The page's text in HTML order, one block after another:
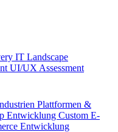
IT Landscape
UI/UX Assessment
Plattformen &
Entwicklung Custom E-
Entwicklung